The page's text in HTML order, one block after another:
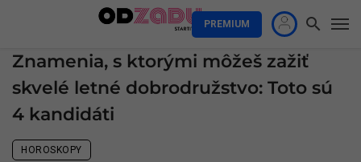
PREMIUM
Znamenia, s ktorými môžeš zažiť
skvelé letné dobrodružstvo: Toto sú
4 kandidáti
HOROSKOPY